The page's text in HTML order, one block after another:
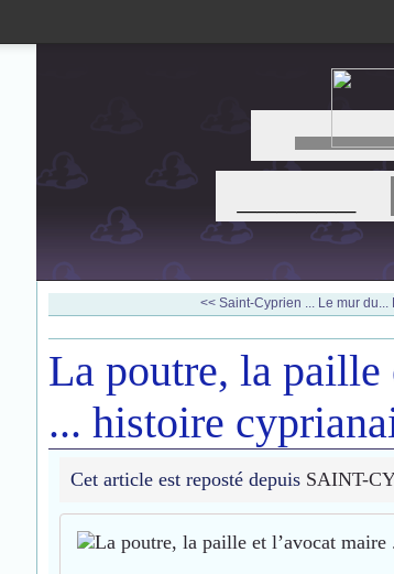
<< Saint-Cyprien ... Le mur du...
La poutre, la paille
... histoire
Cet article est reposté depuis SAINT-